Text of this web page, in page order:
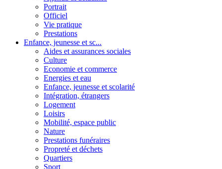
Portrait
Officiel
Vie pratique
Prestations
Enfance, jeunesse et sc...
Aides et assurances sociales
Culture
Economie et commerce
Energies et eau
Enfance, jeunesse et scolarité
Intégration, étrangers
Logement
Loisirs
Mobilité, espace public
Nature
Prestations funéraires
Propreté et déchets
Quartiers
Sport